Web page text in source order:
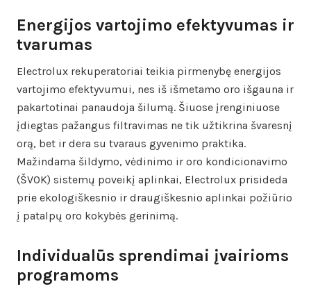
Energijos vartojimo efektyvumas ir
tvarumas
Electrolux rekuperatoriai teikia pirmenybę energijos
vartojimo efektyvumui, nes iš išmetamo oro išgauna ir
pakartotinai panaudoja šilumą. Šiuose įrenginiuose
įdiegtas pažangus filtravimas ne tik užtikrina švaresnį
orą, bet ir dera su tvaraus gyvenimo praktika.
Mažindama šildymo, vėdinimo ir oro kondicionavimo
(ŠVOK) sistemų poveikį aplinkai, Electrolux prisideda
prie ekologiškesnio ir draugiškesnio aplinkai požiūrio
į patalpų oro kokybės gerinimą.
Individualūs sprendimai įvairioms
programoms